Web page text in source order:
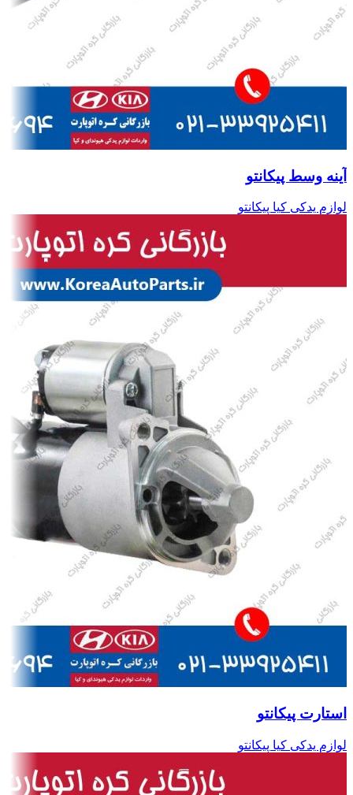
آینه وسط پیکانتو
لوازم یدکی کیا پیکانتو
استارت پیکانتو
لوازم یدکی کیا پیکانتو